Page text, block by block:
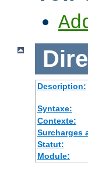
Description:
Syntaxe:
Contexte:
Surcharges
Statut:
Module: